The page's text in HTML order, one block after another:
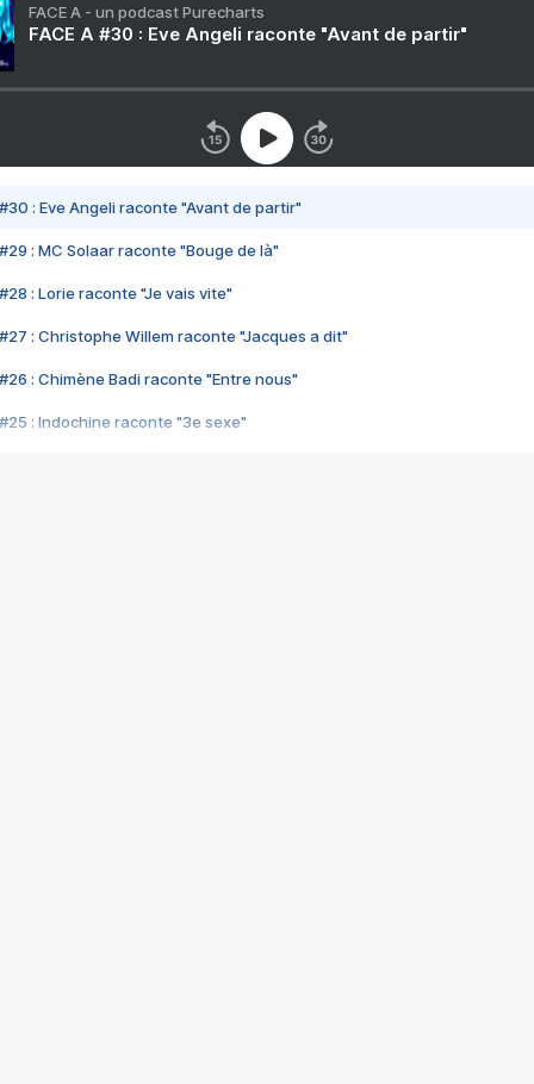
FACE A - un podcast Purecharts
FACE A #30 : Eve Angeli raconte "Avant de partir"
#30 : Eve Angeli raconte "Avant de partir"
#29 : MC Solaar raconte "Bouge de là"
#28 : Lorie raconte "Je vais vite"
#27 : Christophe Willem raconte "Jacques a dit"
#26 : Chimène Badi raconte "Entre nous"
#25 : Indochine raconte "3e sexe"